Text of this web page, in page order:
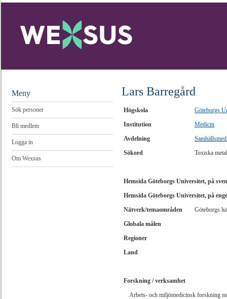
Meny
Sök personer
Bli medlem
Logga in
Om Wexsus
Lars Barregård
Högskola
Göteborgs
Institution
Medicin
Avdelning
Sökord
Toxiska
Hemsida Göteborgs Universitet, på
Hemsida Göteborgs Universitet, på
Nätverk/temaområden
Göteborgs
Globala målen
Regioner
Land
Forskning / verksamhet
Arbets- och miljömedicinsk forskning